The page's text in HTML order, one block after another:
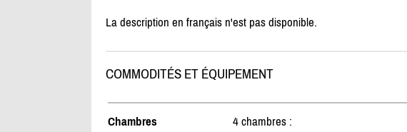
La description en français n'est pas disponible.
COMMODITÉS ET ÉQUIPEMENT
Chambres
4 chambres :